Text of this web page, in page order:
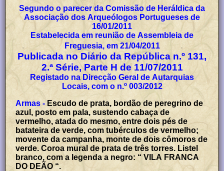
Segundo o parecer da Comissão de Heráldica da
Associação dos Arqueólogos Portugueses de
16/01/2011
Estabelecida em reunião de Assembleia de
Freguesia, em 21/04/2011
Publicada no Diário da República n.º 131,
2.ª Série, Parte H de 11/07/2011
Registado na Direcção Geral de Autarquias
Locais, com o n.º 003/2012
Armas - Escudo de prata, bordão de peregrino de
azul, posto em pala, sustendo cabaça de
vermelho, atada do mesmo, entre dois pés de
batateira de verde, com tubérculos de vermelho;
movente da campanha, monte de dois cômoros de
verde. Coroa mural de prata de três torres. Listel
branco, com a legenda a negro: “ VILA FRANCA
DO DEÃO “.